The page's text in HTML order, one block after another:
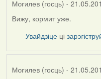
Могилев (госць) -
Вижу, кормит уже.
Увайдзіце ці
Могилев (госць) -